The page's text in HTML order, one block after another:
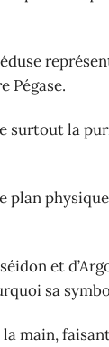
Pégase.
surtout la
et
sa
main,